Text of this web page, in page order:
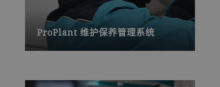
ProPlant 维护保养管理系统